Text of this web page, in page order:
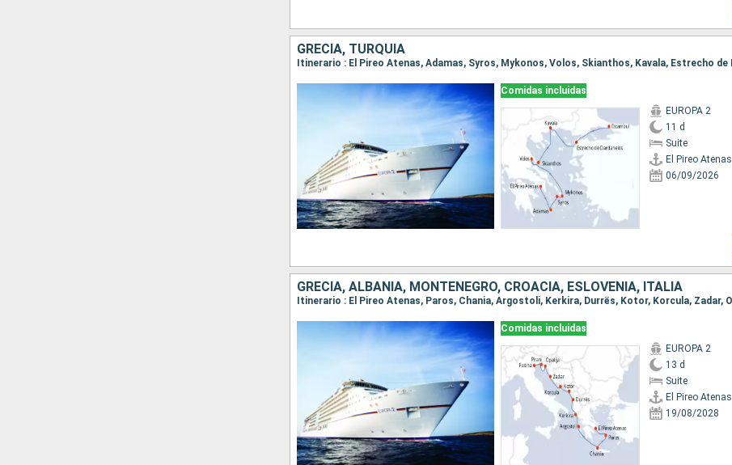
GRECIA, TURQUÍA
Comidas incluidas
EUROPA 2
11 d
Suite
El Pireo Atenas
06/09/2026
GRECIA, ALBANIA, MONTENEGRO, CROACIA, ESLOVENIA, ITALIA
Comidas incluidas
EUROPA 2
13 d
Suite
El Pireo Atenas
19/08/2028